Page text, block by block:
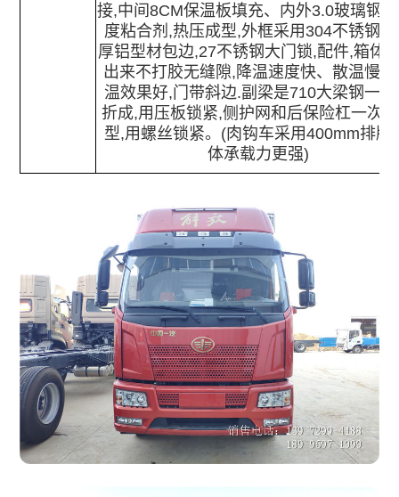
接,中间8CM保温板填充、内外3.0玻璃钢,
度粘合剂,热压成型,外框采用304不锈钢
厚铝型材包边,27不锈钢大门锁,配件,箱体
出来不打胶无缝隙,降温速度快、散温慢
温效果好,门带斜边.副梁是710大梁钢一
折成,用压板锁紧,侧护网和后保险杠一次
型,用螺丝锁紧。(肉钩车采用400mm排版
体承载力更强)